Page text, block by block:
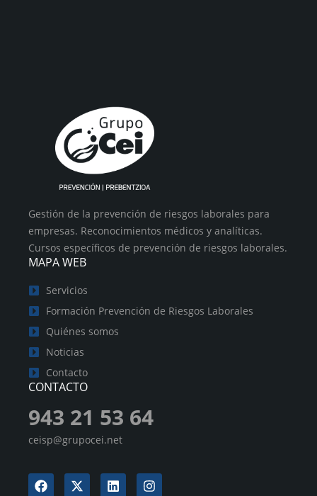
Gestión de la prevención de riesgos laborales para
empresas. Reconocimientos médicos y analíticas.
Cursos específicos de prevención de riesgos laborales.
MAPA WEB
Servicios
Formación Prevención de Riesgos Laborales
Quiénes somos
Noticias
Contacto
CONTACTO
943 21 53 64
ceisp@grupocei.net